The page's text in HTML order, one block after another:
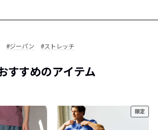
#ジーパン #ストレッチ
すすめのアイテム
限定